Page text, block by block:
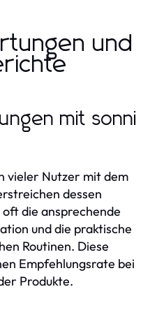
und
mit sonni
vieler Nutzer mit dem
dessen
die ansprechende
und die praktische
Routinen. Diese
Empfehlungsrate bei
Produkte.